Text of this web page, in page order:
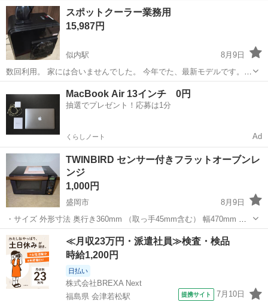
岩手 胆沢郡 金ケ崎駅 テレビ VIERA
スポットクーラー業務用
15,987円
似内駅
8月9日
数回利用。 家には合いませんでした。 今年でた、最新モデルです。
ブランド 広電(KODEN) 商品の寸法 33奥行き x 47幅 x 51高さ cm 色
ブラック(ノンドレン&タンクレス) 電圧 100 ...
季節、空調家電
MacBook Air 13インチ 0円
抽選でプレゼント！応募は1分
くらしノート Ad
TWINBIRD センサー付きフラットオーブンレ
ンジ
1,000円
盛岡市
8月9日
・サイズ 外形寸法 奥行き360mm （取っ手45mm含む） 幅470mm 高
さ295mm 加熱室 幅305mm 奥行き325mm 高さ180mm ツインバー
ド DR-E851 2017年式 2450MHz 取...
岩手 盛岡市 キッチン家電
≪月収23万円・派遣社員≫検査・検品
時給1,200円
日払い
株式会社BREXA Next
福島県 会津若松駅
提携サイト 7月10日